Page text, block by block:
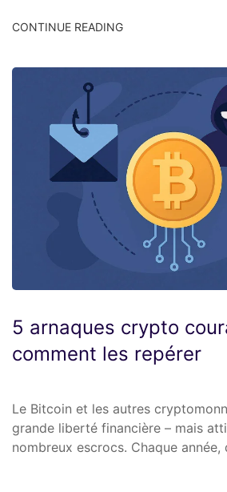
CONTINUE READING
5 arnaques crypto
comment les repérer
Le Bitcoin et les autres
grande liberté financière – mais
nombreux escrocs. Chaque